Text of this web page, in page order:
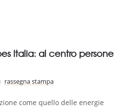
Italia: al centro persone
rassegna stampa
come quello delle energie